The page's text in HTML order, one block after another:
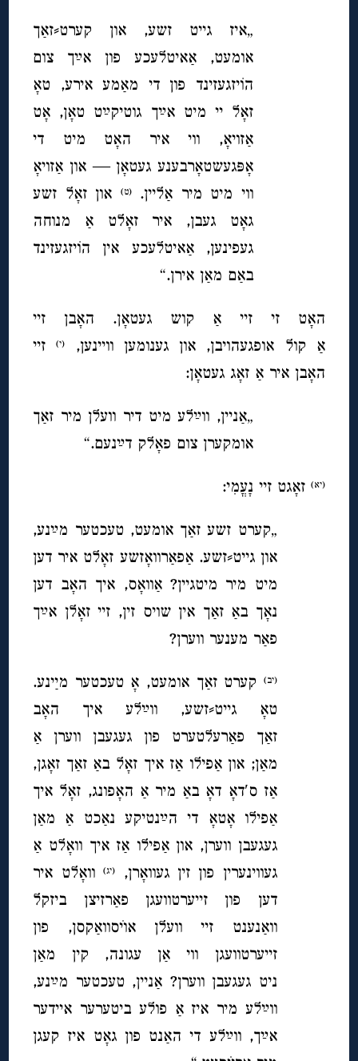
„איז גייט זשע, און קערט⸗זאַך
אומעט, אַאיטלעכע פון אײַך צום
הוֹיזגעזינד פון די מאַמע אירע, טאָ
זאָל יי מיט אײַך גוטיקײַט טאָן, אָט
אַזויאָ, ווי איר האָט מיט די
אָפּגעשטאָרבענע געטאָן — און אַזויאָ
ווי מיט מיר אַליין.(ט)
און זאָל זשע
גאָט געבן, איר זאָלט אַ מנוחה
געפינען, אַאיטלעכע אין הוֹיזגעזינד
באַם מאַן אירן.“
האָט זי זיי אַ קוש געטאָן. האָבן זיי
אַ קול אופגעהויבן, און גענומען וויינען,
(י)זיי
האָבן איר אַ זאָג געטאָן:
„אַניין, ווײַלע מיט דיר וועלן מיר זאַך
אומקערן צום פאָלק דײַנעם.“
(יא) זאָגט זיי נָעֳמִי:
„קערט זשע זאַך אומעט, טעכטער מײַנע,
און גייט⸗זשע. אַפאַרוואָזשע זאָלט איר דען
מיט מיר מיטגיין? אַוואָס, איך האָב דען
נאָך באַ זאַך אין שויס זין, זיי זאָלן אײַך
פאַר מענער ווערן?
(יב)
קערט זאַך אומעט, אָ טעכטער מײַנע.
טאָ גייט⸗זשע, ווײַלע איך האָב
זאַך פאַרעלטערט פון געגעבן ווערן אַ
מאַן; און אַפילו אַז איך זאָל באַ זאַך זאָגן,
אַז ס′דאָ דאָ באַ מיר אַ האָפונג, זאָל איך
אַפילו אָטאָ די הײַנטיקע נאַכט אַ מאַן
געגעבן ווערן, און אַפילו אַז איך וואָלט אַ
געווינערין פון זין געוואָרן,
(יג)וואָלט איר
דען פון זייערטוועגן פאַרזיצן ביזקל
וואַנענט זיי וועלן אוׂיסוואַקסן, פון
זייערטוועגן ווי אַן עגונה, קין מאַן
ניט געגעבן ווערן? אַניין, טעכטער מײַנע,
ווײַלע מיר איז אַ פולע ביטערער איידער
אײַך, ווײַלע די האַנט פון גאָט איז קעגן